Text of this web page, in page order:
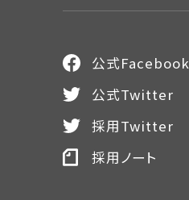
公式Facebook
公式Twitter
採用Twitter
採用ノート